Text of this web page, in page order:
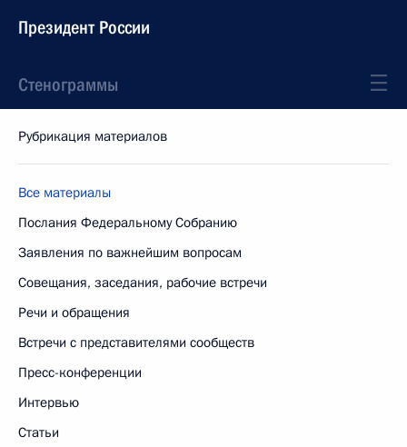
Президент России
Стенограммы
Рубрикация материалов
Все материалы
Послания Федеральному Собранию
Заявления по важнейшим вопросам
Совещания, заседания, рабочие встречи
Речи и обращения
Встречи с представителями сообществ
Пресс-конференции
Интервью
Статьи